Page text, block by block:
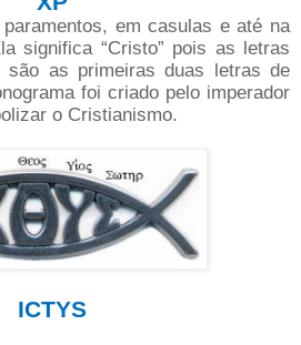
em casulas e até na
significa “Cristo” pois as letras
são as primeiras duas letras de
foi criado pelo imperador
o Cristianismo.
ICTYS